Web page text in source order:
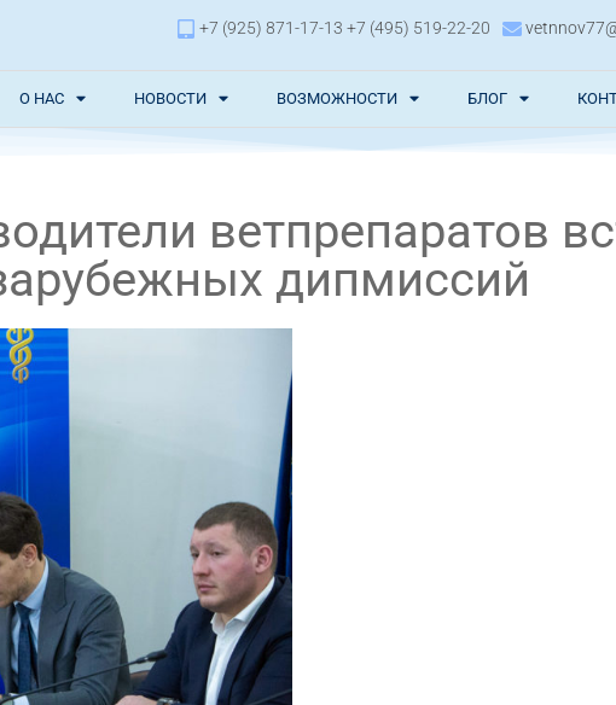
+7 (925) 871-17-13 +7 (495) 519-22-20
О НАС НОВОСТИ ВОЗМОЖНОСТИ БЛОГ
ветпрепаратов
дипмиссий